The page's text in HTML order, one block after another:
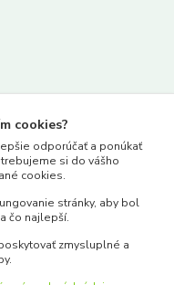
cookies?
odporúčať a ponúkať
si do vášho
cookies.
stránky, aby bol
čo najlepší.
zmysluplné a